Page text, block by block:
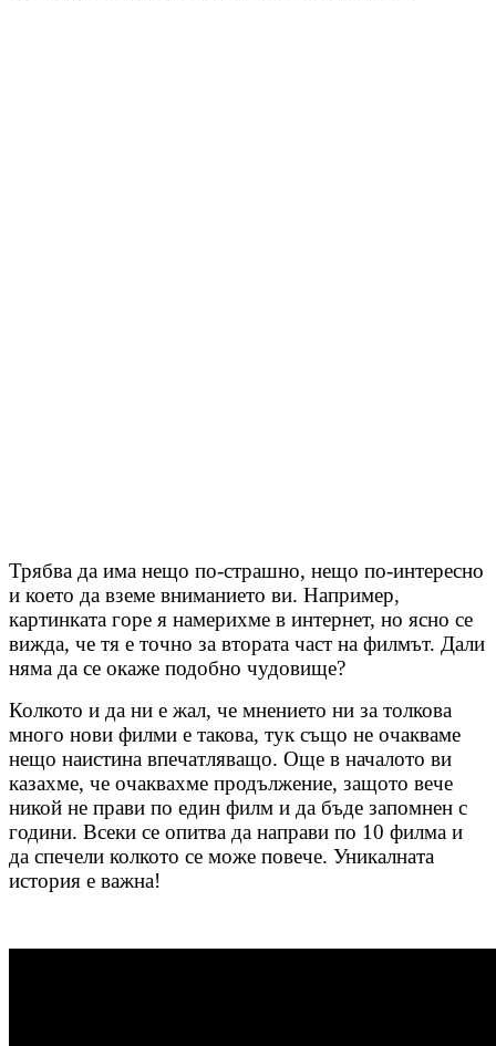
Трябва да има нещо по-страшно, нещо по-интересно
и което да вземе вниманието ви. Например,
картинката горе я намерихме в интернет, но ясно се
вижда, че тя е точно за втората част на филмът. Дали
няма да се окаже подобно чудовище?
Колкото и да ни е жал, че мнението ни за толкова
много нови филми е такова, тук също не очакваме
нещо наистина впечатляващо. Още в началото ви
казахме, че очаквахме продължение, защото вече
никой не прави по един филм и да бъде запомнен с
години. Всеки се опитва да направи по 10 филма и
да спечели колкото се може повече. Уникалната
история е важна!